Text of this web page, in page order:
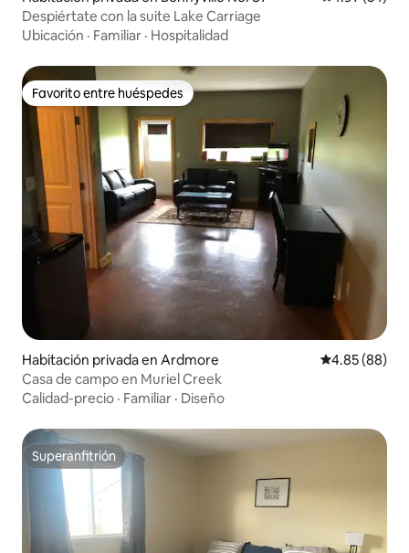
Despiértate con la suite Lake Carriage
Ubicación · Familiar · Hospitalidad
Favorito entre huéspedes
Favorito entre huéspedes
Habitación privada en Ardmore Calificación
4.85 (88)
Casa de campo en Muriel Creek
Calidad-precio · Familiar · Diseño
Superanfitrión
Superanfitrión